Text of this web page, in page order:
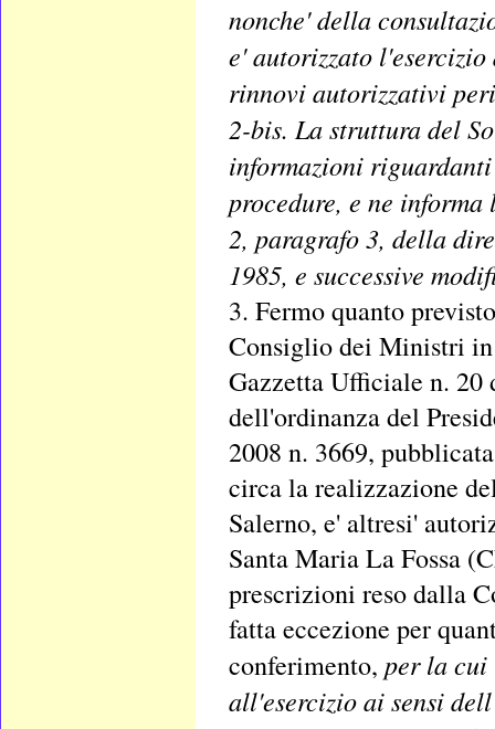
nonche' della
e' autorizzato
rinnovi autorizzativi
2-bis. La struttura del
informazioni
procedure, e ne
2, paragrafo 3, della
1985, e successive
3. Fermo quanto
Consiglio dei Ministri in
Gazzetta Ufficiale n. 20
dell'ordinanza del
2008 n. 3669,
circa la realizzazione
Salerno, e' altresi'
Santa Maria La Fossa
prescrizioni reso dalla
fatta eccezione per
conferimento, per la cui
all'esercizio ai sensi